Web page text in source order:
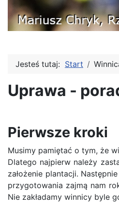
Jesteś tutaj: Start
Uprawa -
Pierwsze kroki
Musimy pamiętać o tym, że
Dlatego najpierw należy
założenie plantacji.
przygotowania zajmą nam
Nie zakładamy winnicy byle